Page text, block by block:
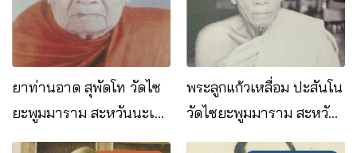
ยาท่านอาด สุพัดโท วัดไซ
ยะพูมมาราม สะหวันนะเขต
สปป.ลาว
พระลูกแก้วเหลื่อม ปะสันโน
วัดไซยะพูมมาราม สะหวัน
นะเขต สปป.ลาว